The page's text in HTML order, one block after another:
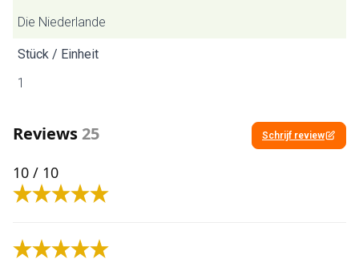
Die Niederlande
Stück / Einheit
1
Reviews25 Schrijf review
10 / 10